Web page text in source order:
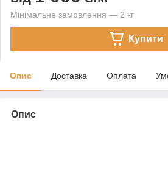
Мінімальне замовлення — 2 кг
Купити
Опис Доставка Оплата
Опис